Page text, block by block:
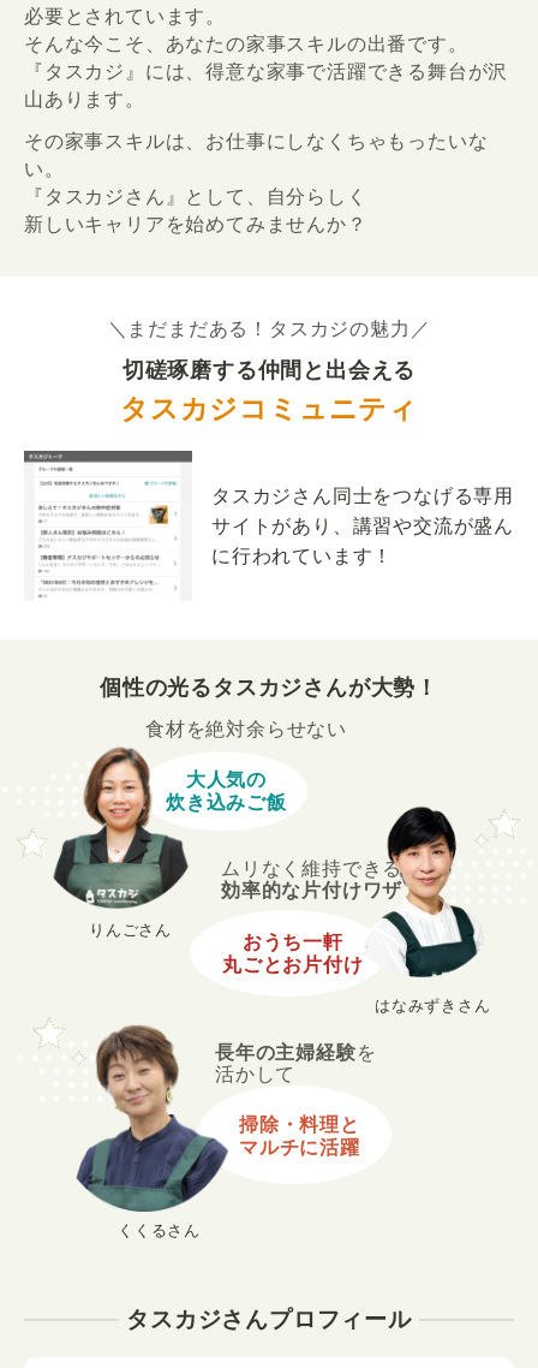
必要とされています。
そんな今こそ、あなたの家事スキルの出番です。
『タスカジ』には、得意な家事で活躍できる舞台が沢
山あります。
その家事スキルは、お仕事にしなくちゃもったいな
い。
『タスカジさん』として、自分らしく
新しいキャリアを始めてみませんか？
＼まだまだある！タスカジの魅力／
切磋琢磨する仲間と出会える
タスカジコミュニティ
タスカジさん同士をつなげる専用
サイトがあり、講習や交流が盛ん
に行われています！
個性の光るタスカジさんが大勢！
くくるさん
長年の主婦経験を
活かして
掃除・料理と
マルチに活躍
りんごさん
食材を絶対余らせない
大人気の
炊き込みご飯
はなみずきさん
ムリなく維持できる
効率的な片付けワザ
おうち一軒
丸ごとお片付け
タスカジさんプロフィール